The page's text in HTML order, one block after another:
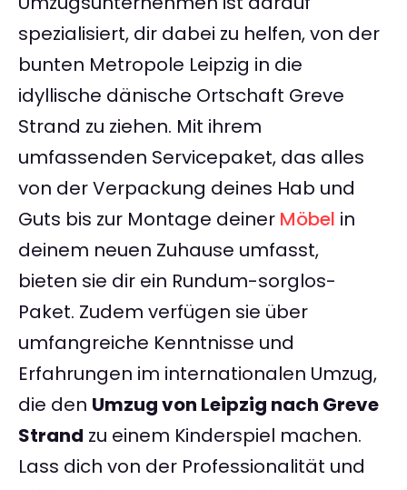
spezialisiert, dir dabei zu helfen, von der
bunten Metropole Leipzig in die
idyllische dänische Ortschaft Greve
Strand zu ziehen. Mit ihrem
umfassenden Servicepaket, das alles
von der Verpackung deines Hab und
Guts bis zur Montage deiner Möbel in
deinem neuen Zuhause umfasst,
bieten sie dir ein Rundum-sorglos-
Paket. Zudem verfügen sie über
umfangreiche Kenntnisse und
Erfahrungen im internationalen Umzug,
die den Umzug von Leipzig nach Greve
Strand zu einem Kinderspiel machen.
Lass dich von der Professionalität und